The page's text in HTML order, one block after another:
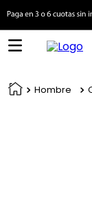
Hombre